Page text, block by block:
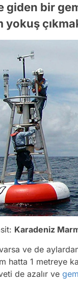
giden bir
yokuş
Karadeniz
ve de
hatta 1 metreye
de azalır ve